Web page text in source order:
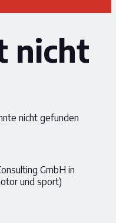
nicht
nicht gefunden
GmbH in
und sport)